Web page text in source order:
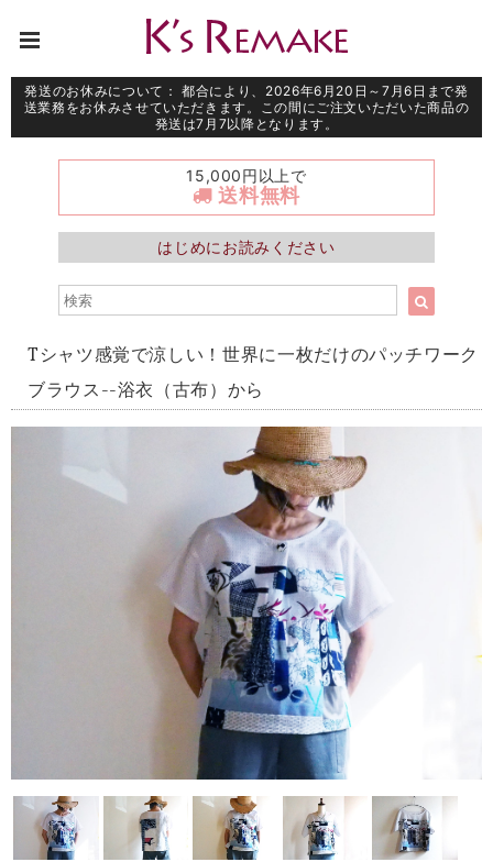
発送のお休みについて： 都合により、2026年6月20日～7月6日まで発
送業務をお休みさせていただきます。この間にご注文いただいた商品の
発送は7月7以降となります。
15,000円以上で
送料無料
はじめにお読みください
Tシャツ感覚で涼しい！世界に一枚だけのパッチワーク
ブラウス--浴衣（古布）から